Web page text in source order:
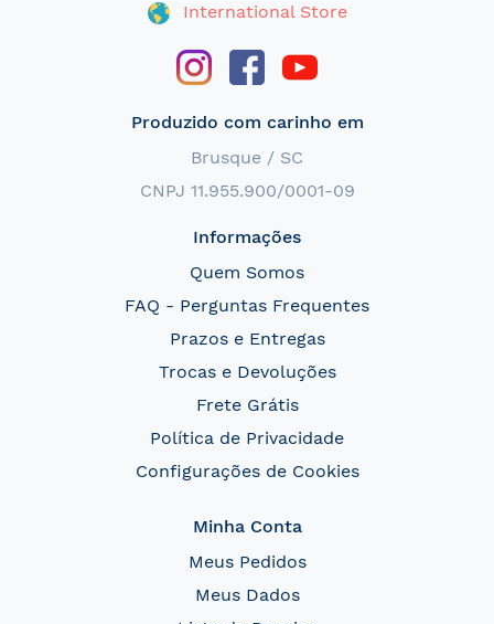
International Store
Produzido com carinho em
Brusque / SC
CNPJ 11.955.900/0001-09
Informações
Quem Somos
FAQ - Perguntas Frequentes
Prazos e Entregas
Trocas e Devoluções
Frete Grátis
Política de Privacidade
Configurações de Cookies
Minha Conta
Meus Pedidos
Meus Dados